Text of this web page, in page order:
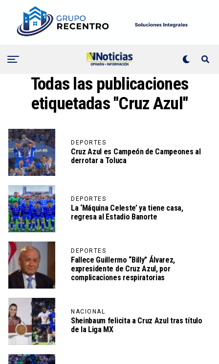
Todas las publicaciones
etiquetadas "Cruz Azul"
DEPORTES
Cruz Azul es Campeón de Campeones al
derrotar a Toluca
DEPORTES
La ‘Máquina Celeste’ ya tiene casa,
regresa al Estadio Banorte
DEPORTES
Fallece Guillermo “Billy” Álvarez,
expresidente de Cruz Azul, por
complicaciones respiratorias
NACIONAL
Sheinbaum felicita a Cruz Azul tras título
de la Liga MX